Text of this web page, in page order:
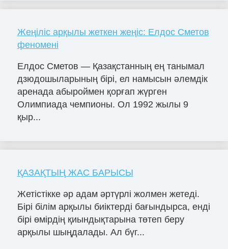
Жеңіліс арқылы жеткен жеңіс: Елдос Сметов
феномені
Елдос Сметов — Қазақстанның ең танымал
дзюдошыларының бірі, ел намысын әлемдік
аренада абыроймен қорғап жүрген
Олимпиада чемпионы. Ол 1992 жылы 9
қыр...
ҚАЗАҚТЫҢ ЖАС БАРЫСЫ
Жетістікке әр адам әртүрлі жолмен жетеді.
Бірі білім арқылы биіктерді бағындырса, енді
бірі өмірдің қиындықтарына төтеп беру
арқылы шыңдалады. Ал бүг...